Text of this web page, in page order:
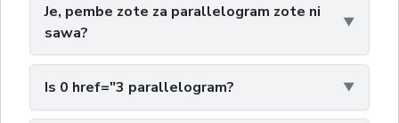
Je, pembe zote za parallelogram zote ni
sawa?
Is 0 href="3 parallelogram?